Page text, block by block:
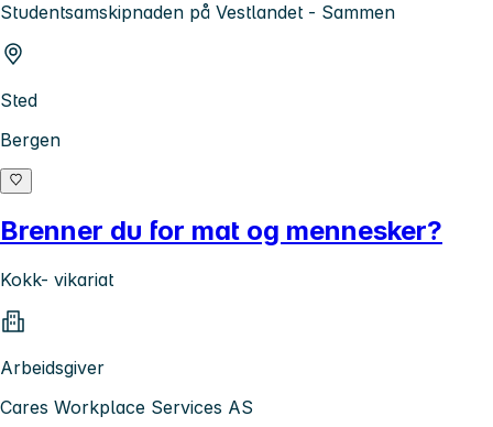
Studentsamskipnaden på Vestlandet - Sammen
Sted
Bergen
Brenner du for mat og mennesker?
Kokk- vikariat
Arbeidsgiver
Cares Workplace Services AS